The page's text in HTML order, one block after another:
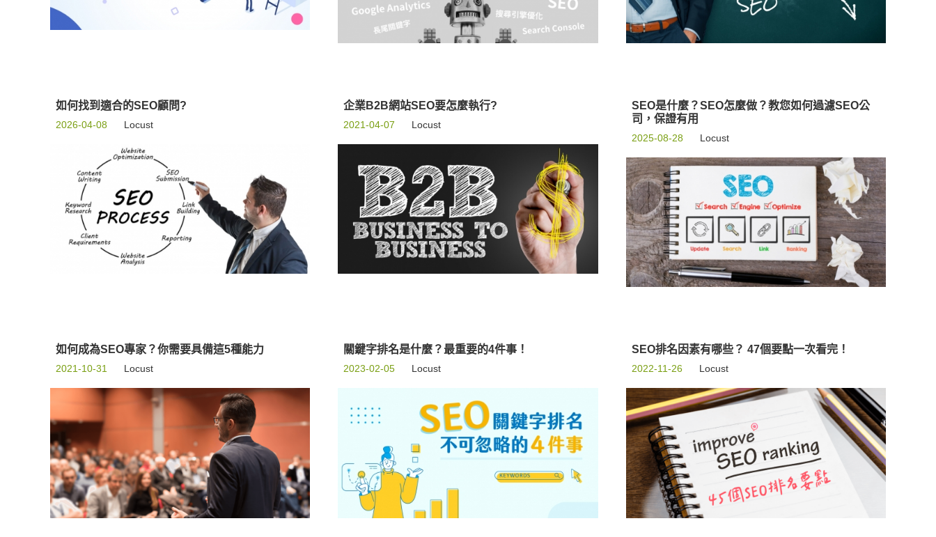
如何找到適合的SEO顧問?
2026-04-08 Locust
企業B2B網站SEO要怎麼執行?
2021-04-07 Locust
SEO是什麼？SEO怎麼做？教您如何過濾SEO公
司，保證有用
2025-08-28 Locust
如何成為SEO專家？你需要具備這5種能力
2021-10-31 Locust
關鍵字排名是什麼？最重要的4件事！
2023-02-05 Locust
SEO排名因素有哪些？ 47個要點一次看完！
2022-11-26 Locust